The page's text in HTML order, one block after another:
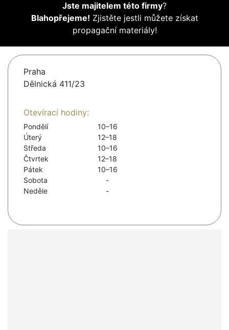
Jste majitelem této firmy?
Blahopřejeme! Zjistěte jestli můžete získat
propagační materiály!
Praha
Dělnická 411/23
Otevírací hodiny:
Pondělí
10–16
Úterý
12–18
Středa
10–16
Čtvrtek
12–18
Pátek
10–16
Sobota
-
Neděle
-